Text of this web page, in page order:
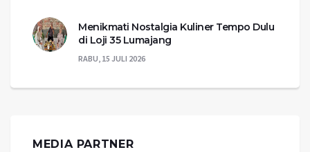
Menikmati Nostalgia Kuliner Tempo Dulu
di Loji 35 Lumajang
RABU, 15 JULI 2026
MEDIA PARTNER